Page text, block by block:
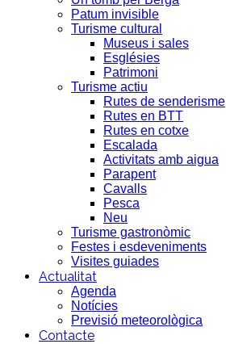
Patum invisible
Turisme cultural
Museus i sales
Esglésies
Patrimoni
Turisme actiu
Rutes de senderisme
Rutes en BTT
Rutes en cotxe
Escalada
Activitats amb aigua
Parapent
Cavalls
Pesca
Neu
Turisme gastronòmic
Festes i esdeveniments
Visites guiades
Actualitat
Agenda
Notícies
Previsió meteorològica
Contacte